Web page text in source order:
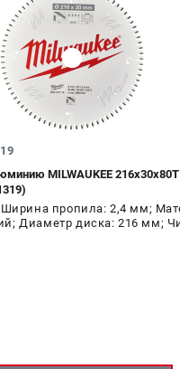
MILWAUKEE
пропила: 2,4 мм;
Диаметр диска: 216 мм;